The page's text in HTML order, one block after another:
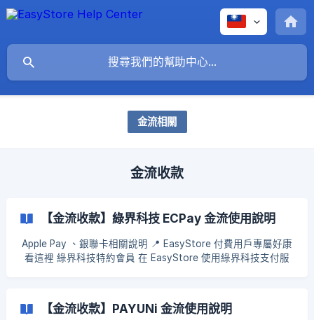
金流相關
金流收款
【金流收款】綠界科技 ECPay 金流使用說明
Apple Pay 、銀聯卡相關說明 📍 EasyStore 付費用戶專屬好康
看這裡 綠界科技特約會員 在 EasyStore 使用綠界科技支付服
科技收款功能 網路 ATM （須配合讀卡機） ATM 虛擬帳號 四大
超商條碼支付 四大超商代碼支付 信用卡（包含一期刷卡、分期
【金流收款】PAYUNi 金流使用說明